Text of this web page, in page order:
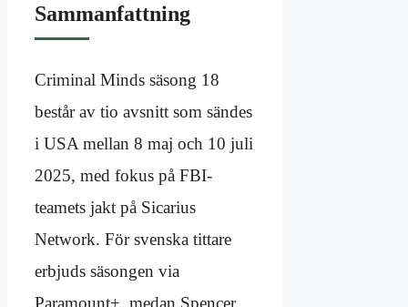
Sammanfattning
Criminal Minds säsong 18
består av tio avsnitt som sändes
i USA mellan 8 maj och 10 juli
2025, med fokus på FBI-
teamets jakt på Sicarius
Network. För svenska tittare
erbjuds säsongen via
Paramount+, medan Spencer